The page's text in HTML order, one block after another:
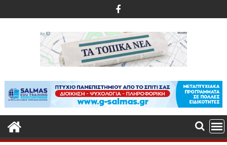
στο
περιεχόμενο